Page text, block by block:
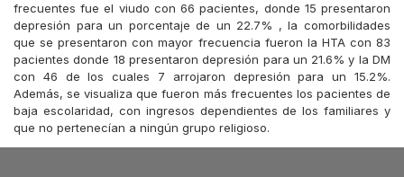
frecuentes fue el viudo con 66 pacientes, donde 15 presentaron
depresión para un porcentaje de un 22.7% , la comorbilidades
que se presentaron con mayor frecuencia fueron la HTA con 83
pacientes donde 18 presentaron depresión para un 21.6% y la DM
con 46 de los cuales 7 arrojaron depresión para un 15.2%.
Además, se visualiza que fueron más frecuentes los pacientes de
baja escolaridad, con ingresos dependientes de los familiares y
que no pertenecían a ningún grupo religioso.